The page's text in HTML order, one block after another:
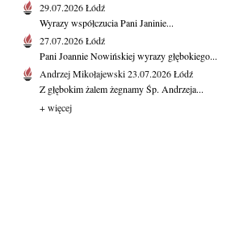
29.07.2026Łódź
Wyrazy współczucia Pani Janinie...
27.07.2026Łódź
Pani Joannie Nowińskiej wyrazy głębokiego...
Andrzej Mikołajewski23.07.2026Łódź
Z głębokim żalem żegnamy Śp. Andrzeja...
+ więcej